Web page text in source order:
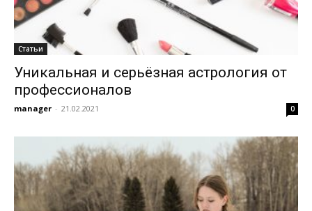
Статьи
Уникальная и серьёзная астрология от
профессионалов
manager - 21.02.2021 0